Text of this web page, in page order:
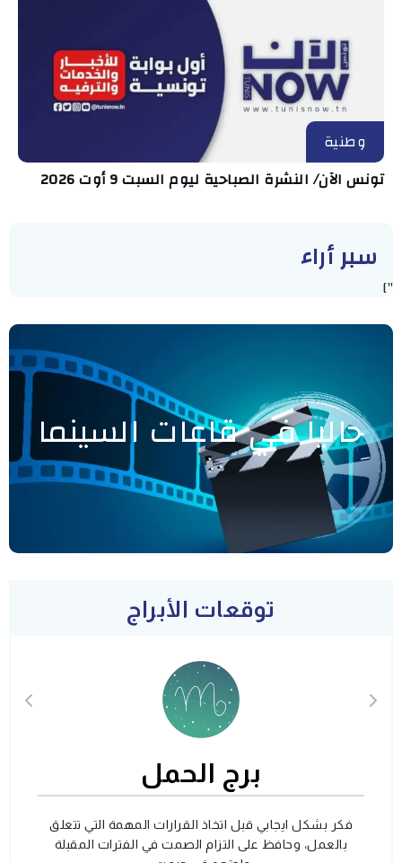
وطنية
تونس الآن/ النشرة الصباحية ليوم السبت 9 أوت 2026
سبر أراء
"]
حاليا في قاعات السينما
توقعات الأبراج
برج الحمل
فكر بشكل ايجابي قبل اتخاذ القرارات المهمة التي تتعلق
بالعمل، وحافظ على التزام الصمت في الفترات المقبلة